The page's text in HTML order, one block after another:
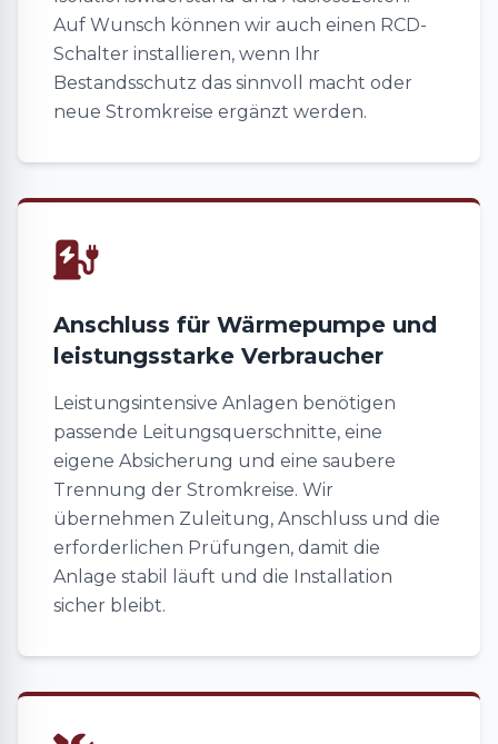
Auf Wunsch können wir auch einen RCD-
Schalter installieren, wenn Ihr
Bestandsschutz das sinnvoll macht oder
neue Stromkreise ergänzt werden.
Anschluss für Wärmepumpe und
leistungsstarke Verbraucher
Leistungsintensive Anlagen benötigen
passende Leitungsquerschnitte, eine
eigene Absicherung und eine saubere
Trennung der Stromkreise. Wir
übernehmen Zuleitung, Anschluss und die
erforderlichen Prüfungen, damit die
Anlage stabil läuft und die Installation
sicher bleibt.